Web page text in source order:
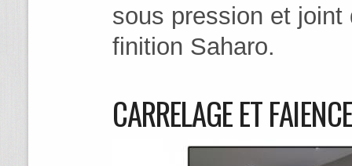
sous pression et
finition Saharo.
CARRELAGE ET FAÏENCE